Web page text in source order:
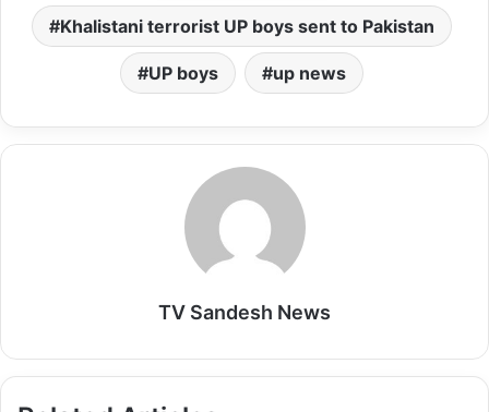
p
o
o
Khalistani terrorist UP boys sent to Pakistan
UP boys up news
TV Sandesh News